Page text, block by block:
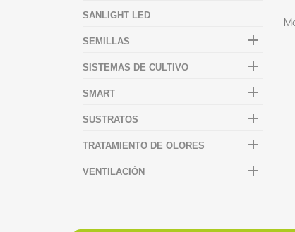
SANLIGHT LED
SEMILLAS 
SISTEMAS DE CULTIVO 
SMART 
SUSTRATOS 
TRATAMIENTO DE OLORES 
VENTILACIÓN 